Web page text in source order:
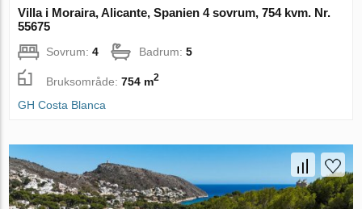
Villa i Moraira, Alicante, Spanien 4 sovrum, 754 kvm. Nr.
55675
Sovrum:4 Badrum:5
Bruksområde:754 m2
GH Costa Blanca